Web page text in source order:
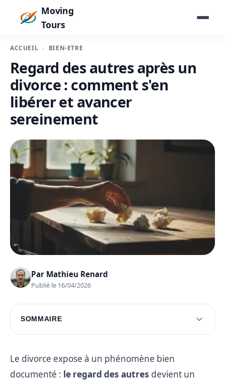
Moving
Tours
ACCUEIL BIEN-ÊTRE
Regard des autres après un
divorce : comment s'en
libérer et avancer
sereinement
Par Mathieu Renard
Publié le 16/04/2026
SOMMAIRE
La dynamique du regard social après un divorce
L'art de cultiver un soutien positif et durable
Questions fréquentes
Le divorce expose à un phénomène bien
documenté : le regard des autres devient un